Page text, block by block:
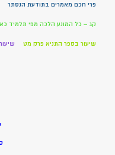
פרי חכם מאמרים בתודעת הנסתר
קג – כל המונע הלכה מפי תלמיד
שיעור בספר התניא פרק מט